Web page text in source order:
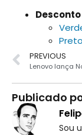
Desconto
Preto
PREVIOUS
Publicado
Sou